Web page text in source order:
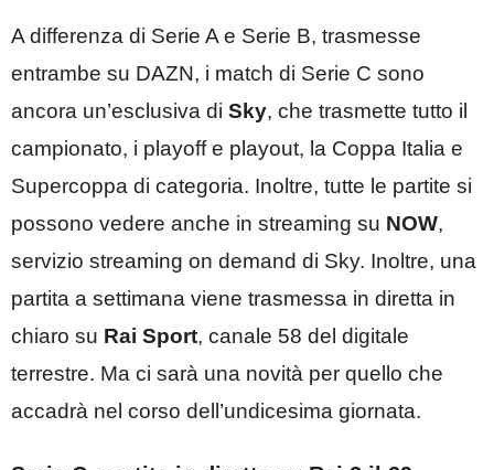
A differenza di Serie A e Serie B, trasmesse
entrambe su DAZN, i match di Serie C sono
ancora un’esclusiva di Sky, che trasmette tutto il
campionato, i playoff e playout, la Coppa Italia e
Supercoppa di categoria. Inoltre, tutte le partite si
possono vedere anche in streaming su NOW,
servizio streaming on demand di Sky. Inoltre, una
partita a settimana viene trasmessa in diretta in
chiaro su Rai Sport, canale 58 del digitale
terrestre. Ma ci sarà una novità per quello che
accadrà nel corso dell’undicesima giornata.